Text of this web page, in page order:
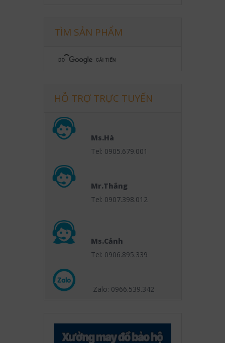
TÌM SẢN PHẨM
HỖ TRỢ TRỰC TUYẾN
Ms.Hà
Tel: 0905.679.001
Mr.Thắng
Tel: 0907.398.012
Ms.Cảnh
Tel: 0906.895.339
Zalo: 0966.539.342